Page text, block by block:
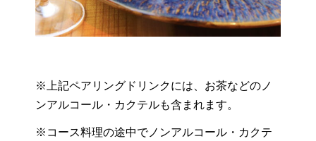
※上記ペアリングドリンクには、お茶などのノ
ンアルコール・カクテルも含まれます。
※コース料理の途中でノンアルコール・カクテ